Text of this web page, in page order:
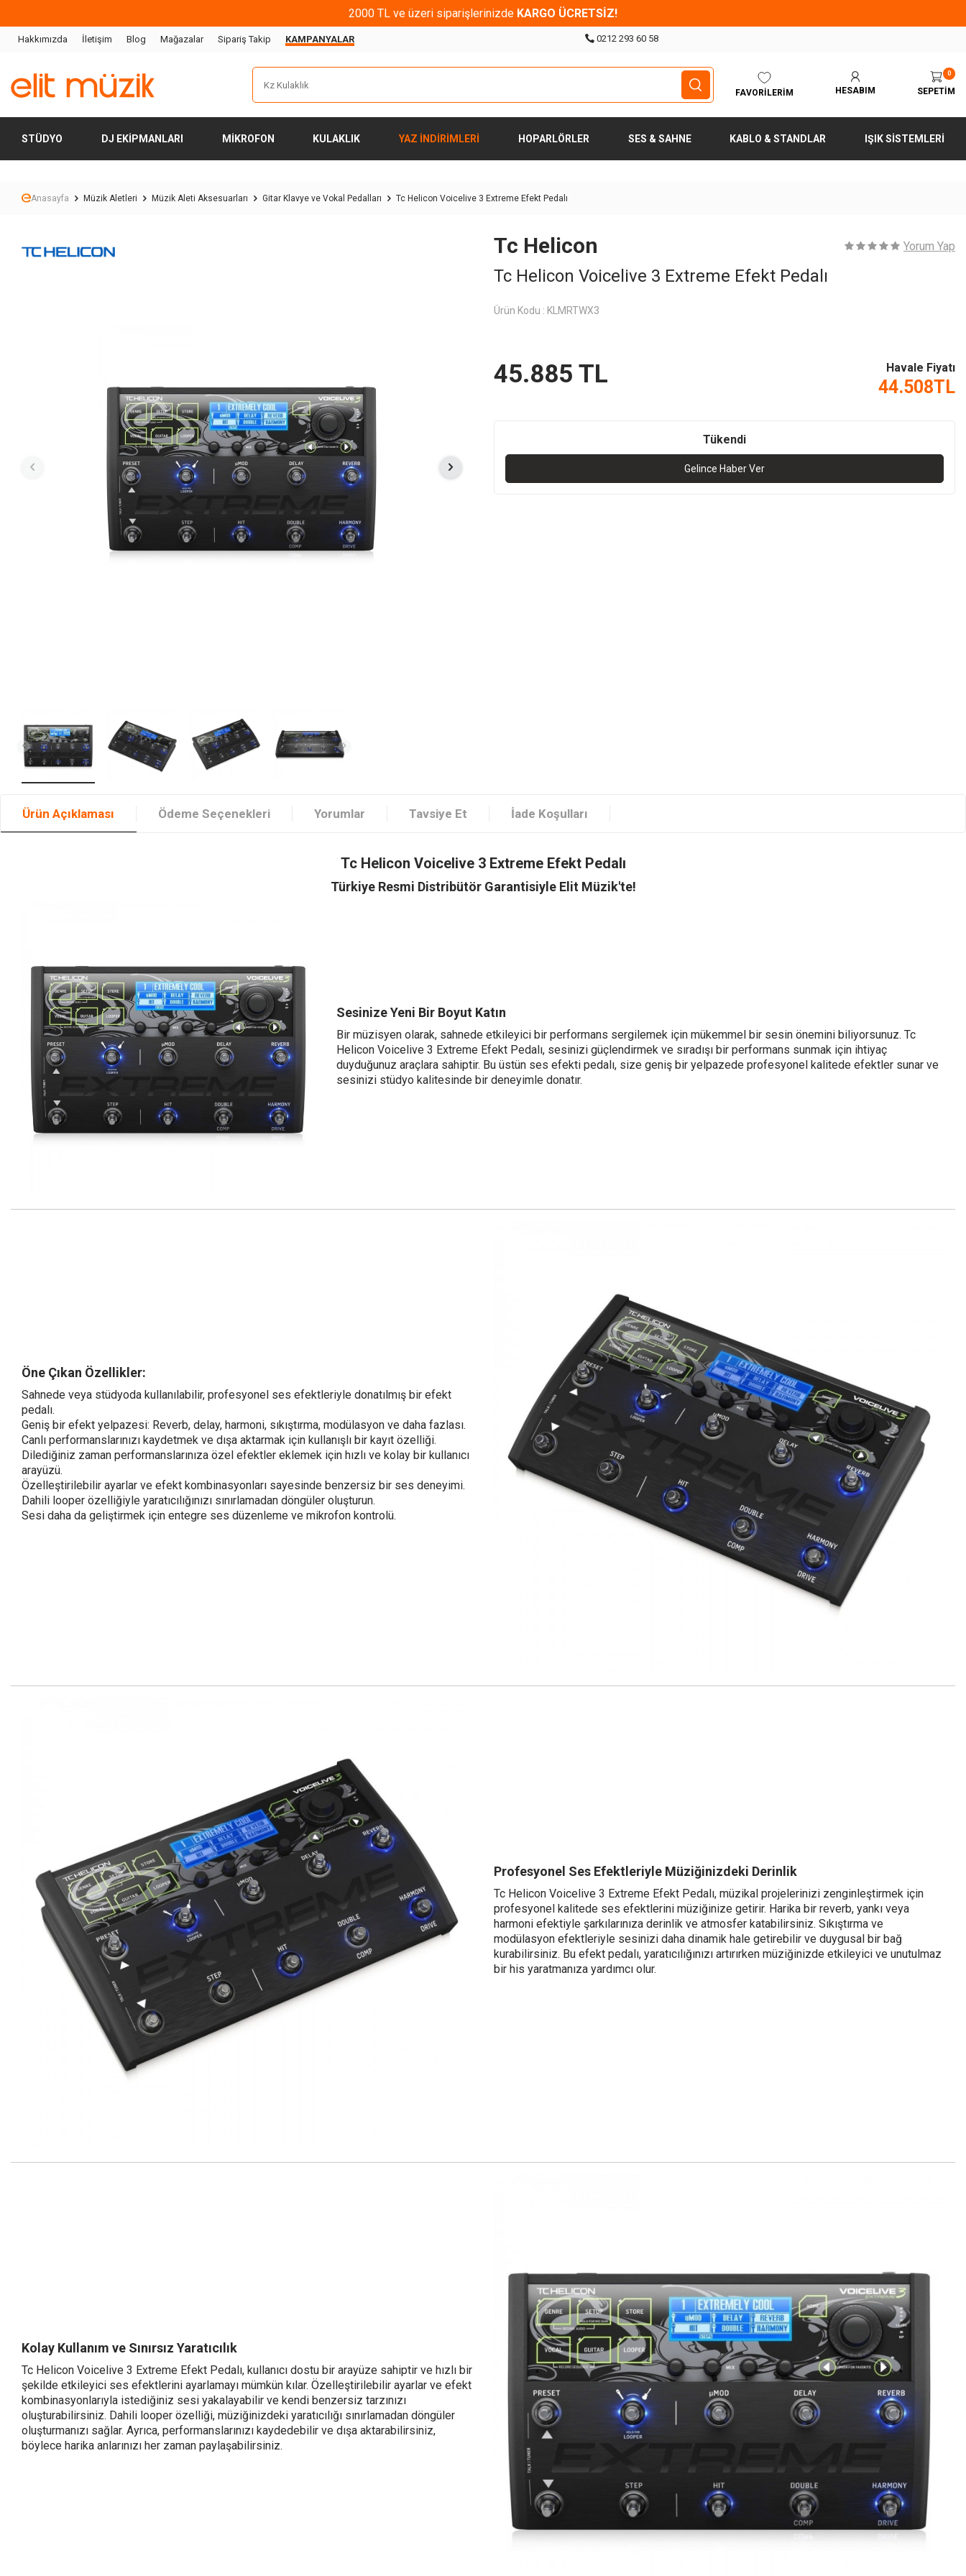
2000 TL ve üzeri siparişlerinizde KARGO ÜCRETSİZ!
Hakkımızda İletişim Blog Mağazalar Sipariş Takip KAMPANYALAR 0212 293 60 58
FAVORILERIM HESABIM
0
SEPETIM
STÜDYO DJ EKIPMANLARI MIKROFON KULAKLIK YAZ İNDİRİMLERİ HOPARLÖRLER SES & SAHNE KABLO & STANDLAR IŞIK SISTEMLERI
Anasayfa Müzik Aletleri Müzik Aleti Aksesuarları Gitar Klavye ve Vokal Pedalları Tc Helicon Voicelive 3 Extreme Efekt Pedalı
Tc Helicon Yorum Yap
Tc Helicon Voicelive 3 Extreme Efekt Pedalı
Ürün Kodu : KLMRTWX3
45.885 TL Havale Fiyatı
44.508TL
Tükendi
Gelince Haber Ver
Ürün Açıklaması Ödeme Seçenekleri Yorumlar Tavsiye Et İade Koşulları
Tc Helicon Voicelive 3 Extreme Efekt Pedalı
Türkiye Resmi Distribütör Garantisiyle Elit Müzik'te!
Sesinize Yeni Bir Boyut Katın
Bir müzisyen olarak, sahnede etkileyici bir performans sergilemek için mükemmel bir sesin önemini biliyorsunuz. Tc
Helicon Voicelive 3 Extreme Efekt Pedalı, sesinizi güçlendirmek ve sıradışı bir performans sunmak için ihtiyaç
duyduğunuz araçlara sahiptir. Bu üstün ses efekti pedalı, size geniş bir yelpazede profesyonel kalitede efektler sunar ve
sesinizi stüdyo kalitesinde bir deneyimle donatır.
Öne Çıkan Özellikler:
Sahnede veya stüdyoda kullanılabilir, profesyonel ses efektleriyle donatılmış bir efekt
pedalı.
Geniş bir efekt yelpazesi: Reverb, delay, harmoni, sıkıştırma, modülasyon ve daha fazlası.
Canlı performanslarınızı kaydetmek ve dışa aktarmak için kullanışlı bir kayıt özelliği.
Dilediğiniz zaman performanslarınıza özel efektler eklemek için hızlı ve kolay bir kullanıcı
arayüzü.
Özelleştirilebilir ayarlar ve efekt kombinasyonları sayesinde benzersiz bir ses deneyimi.
Dahili looper özelliğiyle yaratıcılığınızı sınırlamadan döngüler oluşturun.
Sesi daha da geliştirmek için entegre ses düzenleme ve mikrofon kontrolü.
Profesyonel Ses Efektleriyle Müziğinizdeki Derinlik
Tc Helicon Voicelive 3 Extreme Efekt Pedalı, müzikal projelerinizi zenginleştirmek için
profesyonel kalitede ses efektlerini müziğinize getirir. Harika bir reverb, yankı veya
harmoni efektiyle şarkılarınıza derinlik ve atmosfer katabilirsiniz. Sıkıştırma ve
modülasyon efektleriyle sesinizi daha dinamik hale getirebilir ve duygusal bir bağ
kurabilirsiniz. Bu efekt pedalı, yaratıcılığınızı artırırken müziğinizde etkileyici ve unutulmaz
bir his yaratmanıza yardımcı olur.
Kolay Kullanım ve Sınırsız Yaratıcılık
Tc Helicon Voicelive 3 Extreme Efekt Pedalı, kullanıcı dostu bir arayüze sahiptir ve hızlı bir
şekilde etkileyici ses efektlerini ayarlamayı mümkün kılar. Özelleştirilebilir ayarlar ve efekt
kombinasyonlarıyla istediğiniz sesi yakalayabilir ve kendi benzersiz tarzınızı
oluşturabilirsiniz. Dahili looper özelliği, müziğinizdeki yaratıcılığı sınırlamadan döngüler
oluşturmanızı sağlar. Ayrıca, performanslarınızı kaydedebilir ve dışa aktarabilirsiniz,
böylece harika anlarınızı her zaman paylaşabilirsiniz.